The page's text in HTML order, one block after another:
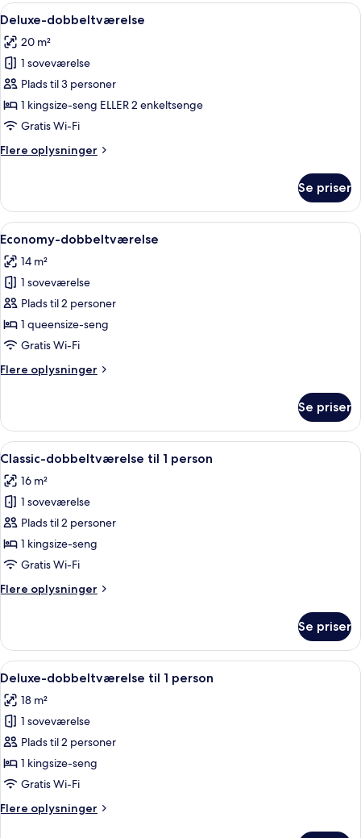
Indlæs
alle
billeder
af
Deluxe-
dobbeltværelse
Et moderne hotelværelse med en
4
Deluxe-dobbeltværelse
20 m²
1 soveværelse
Plads til 3 personer
1 kingsize-seng ELLER 2 enkeltsenge
Gratis Wi-Fi
Flere oplysninger
Flere
dobbeltværelse
Se priser
Indlæs
alle
billeder
af
Economy-
dobbeltværelse
Et moderne soveværelse med en
4
Economy-dobbeltværelse
14 m²
1 soveværelse
Plads til 2 personer
1 queensize-seng
Gratis Wi-Fi
Flere oplysninger
Flere
dobbeltværelse
Se priser
Indlæs
alle
billeder
af
Classic-
dobbeltværelse
til
person
Et soveværelse med seng,
5
Classic-dobbeltværelse til 1 person
16 m²
1 soveværelse
Plads til 2 personer
1 kingsize-seng
Gratis Wi-Fi
Flere oplysninger
Flere
dobbeltværelse
til
1
Se priser
Indlæs
alle
billeder
af
Deluxe-
dobbeltværelse
til
person
Et moderne hotelværelse med en
4
Deluxe-dobbeltværelse til 1 person
18 m²
1 soveværelse
Plads til 2 personer
1 kingsize-seng
Gratis Wi-Fi
Flere oplysninger
Flere